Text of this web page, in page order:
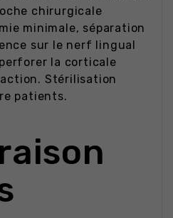
chirurgicale
minimale, séparation
sur le nerf lingual
la corticale
Stérilisation
patients.